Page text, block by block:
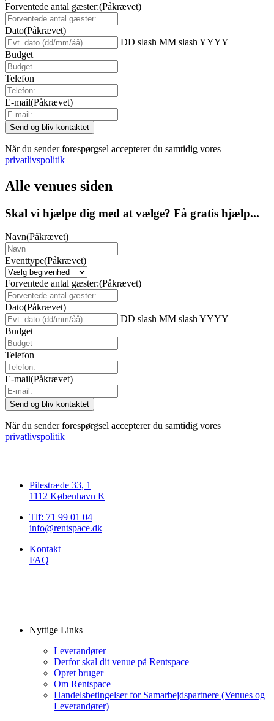
Forventede antal gæster:(Påkrævet)
Dato(Påkrævet)
DD slash MM slash YYYY
Budget
Telefon
E-mail(Påkrævet)
Når du sender forespørgsel accepterer du samtidig vores
privatlivspolitik
Alle venues siden
Skal vi hjælpe dig med at vælge? Få gratis hjælp...
Navn(Påkrævet)
Eventtype(Påkrævet)
Forventede antal gæster:(Påkrævet)
Dato(Påkrævet)
DD slash MM slash YYYY
Budget
Telefon
E-mail(Påkrævet)
Når du sender forespørgsel accepterer du samtidig vores
privatlivspolitik
Pilestræde 33, 1
1112 København K
Tlf: 71 99 01 04
info@rentspace.dk
Kontakt
FAQ
Nyttige Links
Leverandører
Derfor skal dit venue på Rentspace
Opret bruger
Om Rentspace
Handelsbetingelser for Samarbejdspartnere (Venues og
Leverandører)